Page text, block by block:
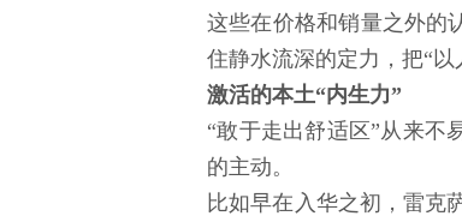
这些在价格和销量之外的
住静水流深的定力，把“以
激活的本土“内生力”
“敢于走出舒适区”从来不
的主动。
比如早在入华之初，雷克